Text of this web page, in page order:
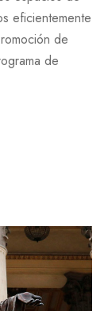
eficientemente
de
de